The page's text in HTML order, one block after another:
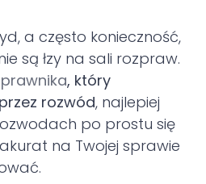
a często konieczność,
są łzy na sali rozpraw.
, który
rozwód, najlepiej
po prostu się
na Twojej sprawie